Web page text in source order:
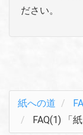
ださい。
紙への道
FAQ(1) 「